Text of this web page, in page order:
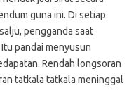
guna ini. Di setiap
pengganda saat
pandai menyusun
Rendah longsoran
tatkala tatkala meninggal